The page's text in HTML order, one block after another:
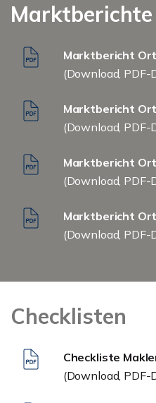
Marktberichte
Marktbericht
(Download, PDF-
Marktbericht
(Download, PDF-
Marktbericht
(Download, PDF-
Marktbericht
(Download, PDF-
Checklisten
Checkliste
(Download, PDF-